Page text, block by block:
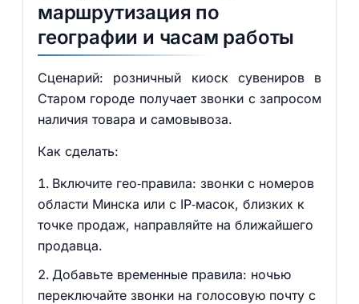
маршрутизация по
географии и часам работы
Сценарий: розничный киоск сувениров в
Старом городе получает звонки с запросом
наличия товара и самовывоза.
Как сделать:
Включите гео‑правила: звонки с номеров
области Минска или с IP‑масок, близких к
точке продаж, направляйте на ближайшего
продавца.
Добавьте временные правила: ночью
переключайте звонки на голосовую почту с